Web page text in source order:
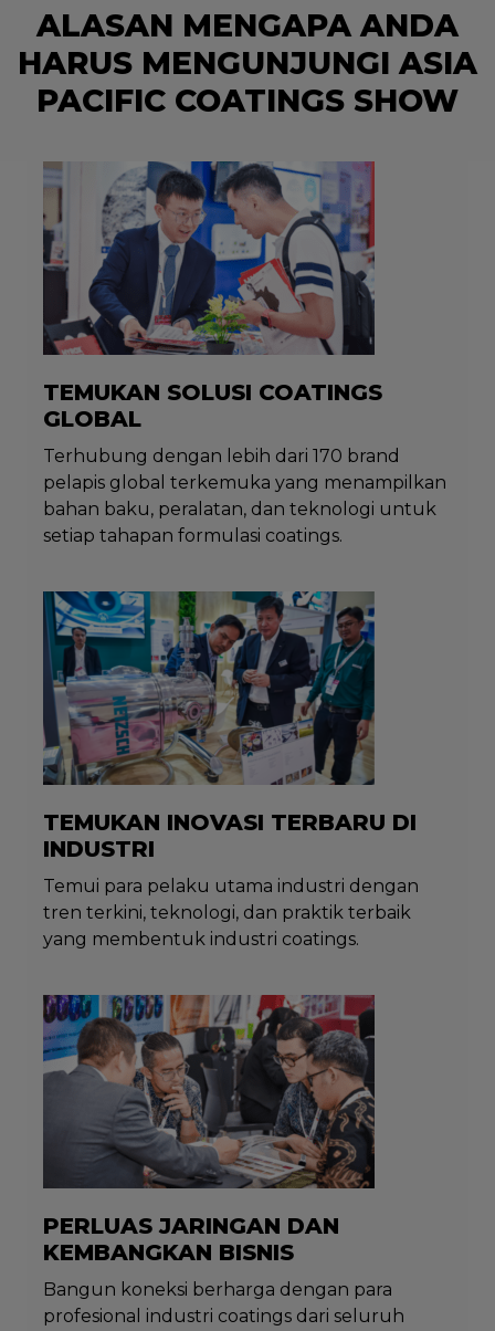
ALASAN MENGAPA ANDA
HARUS MENGUNJUNGI ASIA
PACIFIC COATINGS SHOW
TEMUKAN SOLUSI COATINGS
GLOBAL
Terhubung dengan lebih dari 170 brand
pelapis global terkemuka yang menampilkan
bahan baku, peralatan, dan teknologi untuk
setiap tahapan formulasi coatings.
TEMUKAN INOVASI TERBARU DI
INDUSTRI
Temui para pelaku utama industri dengan
tren terkini, teknologi, dan praktik terbaik
yang membentuk industri coatings.
PERLUAS JARINGAN DAN
KEMBANGKAN BISNIS
Bangun koneksi berharga dengan para
profesional industri coatings dari seluruh